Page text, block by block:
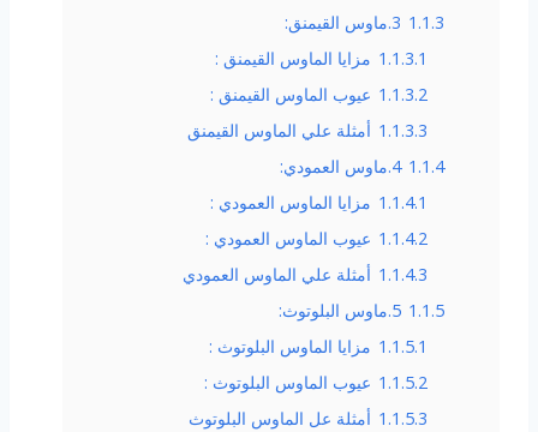
1.1.3 3.ماوس القيمنق:
1.1.3.1 مزايا الماوس القيمنق :
1.1.3.2 عيوب الماوس القيمنق :
1.1.3.3 أمثلة علي الماوس القيمنق
1.1.4 4.ماوس العمودي:
1.1.4.1 مزايا الماوس العمودي :
1.1.4.2 عيوب الماوس العمودي :
1.1.4.3 أمثلة علي الماوس العمودي
1.1.5 5.ماوس البلوتوث:
1.1.5.1 مزايا الماوس البلوتوث :
1.1.5.2 عيوب الماوس البلوتوث :
1.1.5.3 أمثلة عل الماوس البلوتوث